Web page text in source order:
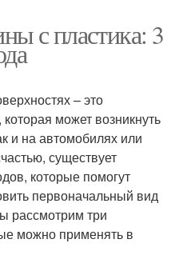
с пластика: 3
– это
может возникнуть
и на автомобилях или
существует
которые помогут
первоначальный вид
рассмотрим три
можно применять в